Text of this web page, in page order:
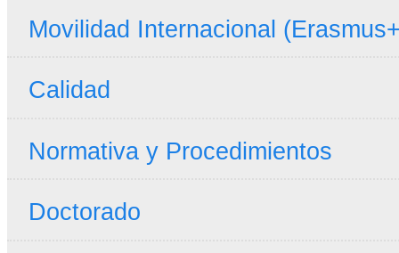
Movilidad Internacional
Calidad
Normativa y Procedimientos
Doctorado